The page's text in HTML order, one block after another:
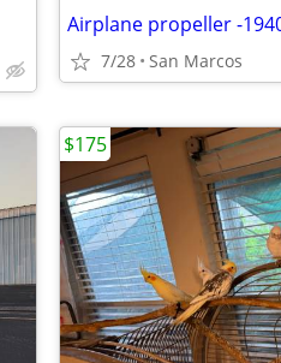
Airplane propeller -
7/28 San Marcos
$175